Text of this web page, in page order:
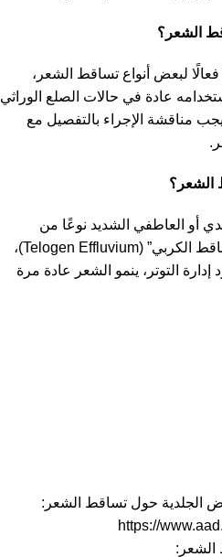
الشعر؟
لبعض أنواع تساقط الشعر،
عادة في حالات الصلع الوراثي
مناقشة الإجراء بالتفصيل مع
الشعر؟
أو العاطفي الشديد نوعًا من
تساقط الشعر يعرف باسم “التساقط الكربي” (Telogen Effluvium)،
التوتر، ينمو الشعر عادة مرة
الجلدية حول تساقط الشعر:
https://